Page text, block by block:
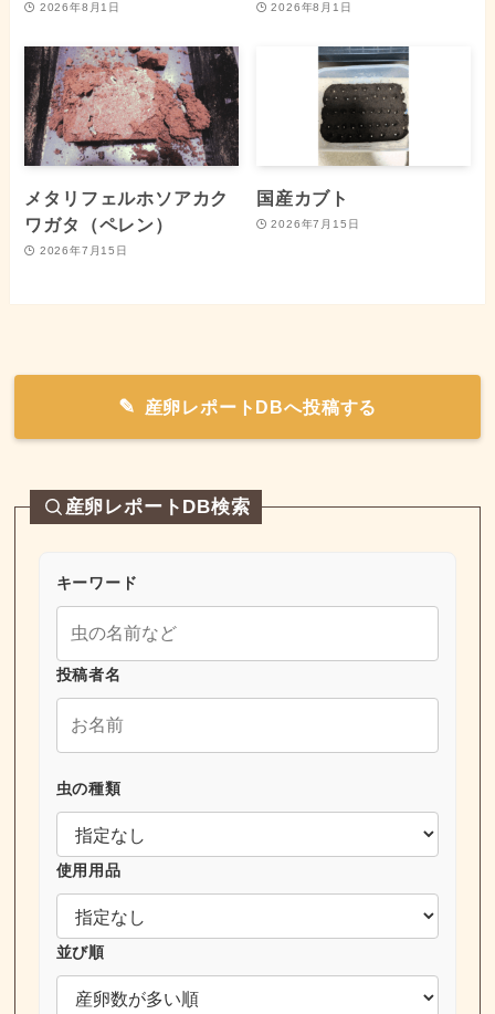
2026年8月1日 2026年8月1日
メタリフェルホソアカク
ワガタ（ペレン）
2026年7月15日
国産カブト
2026年7月15日
産卵レポートDBへ投稿する
産卵レポートDB検索
キーワード
投稿者名
虫の種類
使用用品
並び順